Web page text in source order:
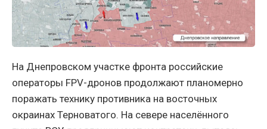
На Днепровском участке фронта российские
операторы FPV-дронов продолжают планомерно
поражать технику противника на восточных
окраинах Терноватого. На севере населённого